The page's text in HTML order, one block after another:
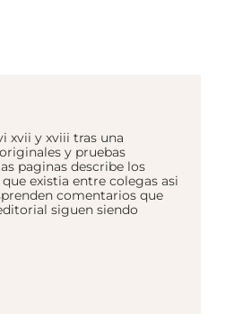
xvii y xviii tras una
y pruebas
paginas describe los
existia entre colegas asi
comentarios que
siguen siendo